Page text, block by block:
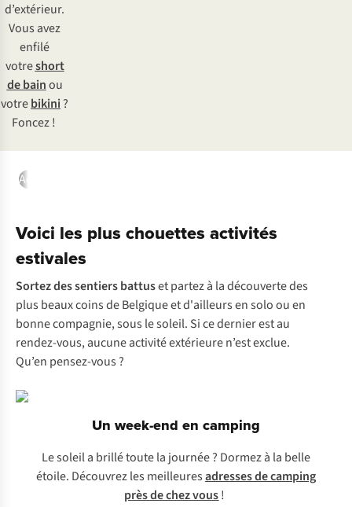
d’extérieur.
Vous avez
enfilé
votreshort
de bainou
votrebikini ?
Foncez !
Activités estivales
Voici les plus chouettes activités
estivales
Sortez des sentiers battuset partez à la découverte des
plus beaux coins de Belgique et d'ailleurs en solo ou en
bonne compagnie, sous le soleil. Si ce dernier est au
rendez-vous, aucune activité extérieure n’est exclue.
Qu’en pensez-vous ?
Un week-end en camping
Le soleil a brillé toute la journée ? Dormez à la belle
étoile. Découvrez les meilleuresadresses de camping
près de chez vous!